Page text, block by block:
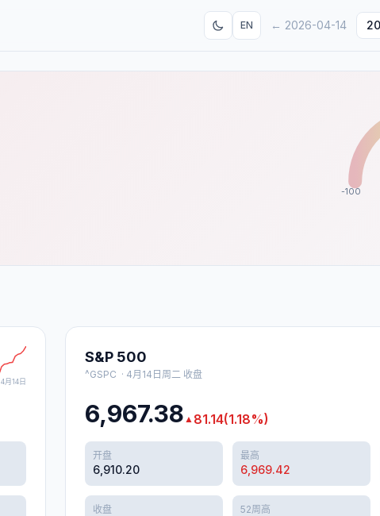
EN ← 2026-04-14
-100
4月14日
S&P 500
^GSPC · 4月14日周二 收盘
6,967.38 ▲ 81.14(1.18%)
开盘
6,910.20
最高
6,969.42
收盘 52周高